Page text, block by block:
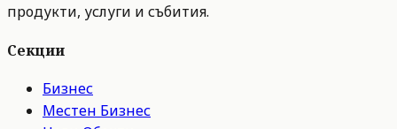
продукти, услуги и събития.
Секции
Бизнес
Местен Бизнес